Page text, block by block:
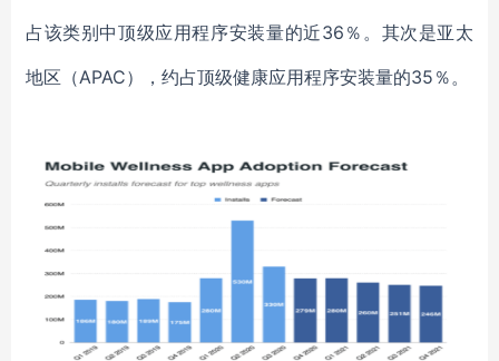
占该类别中顶级应用程序安装量的近36％。其次是亚太
地区（APAC），约占顶级健康应用程序安装量的35％。